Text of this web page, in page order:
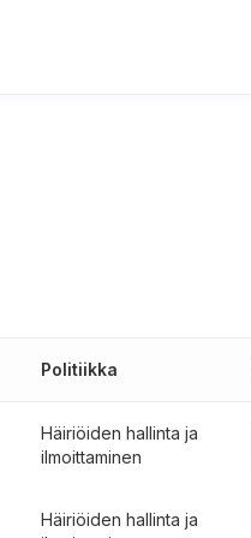
Politiikka
Häiriöiden hallinta ja
ilmoittaminen
Häiriöiden hallinta ja